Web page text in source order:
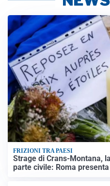
FRIZIONI TRA PAESI
Strage di Crans-Montana,
parte civile: Roma